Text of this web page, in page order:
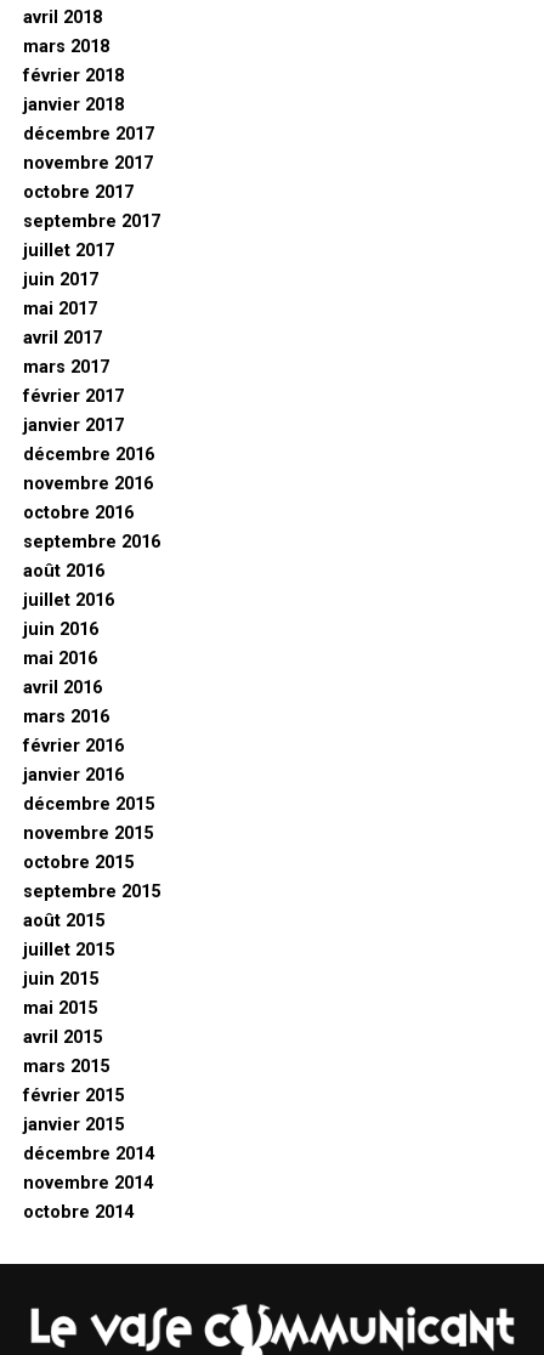
avril 2018
mars 2018
février 2018
janvier 2018
décembre 2017
novembre 2017
octobre 2017
septembre 2017
juillet 2017
juin 2017
mai 2017
avril 2017
mars 2017
février 2017
janvier 2017
décembre 2016
novembre 2016
octobre 2016
septembre 2016
août 2016
juillet 2016
juin 2016
mai 2016
avril 2016
mars 2016
février 2016
janvier 2016
décembre 2015
novembre 2015
octobre 2015
septembre 2015
août 2015
juillet 2015
juin 2015
mai 2015
avril 2015
mars 2015
février 2015
janvier 2015
décembre 2014
novembre 2014
octobre 2014